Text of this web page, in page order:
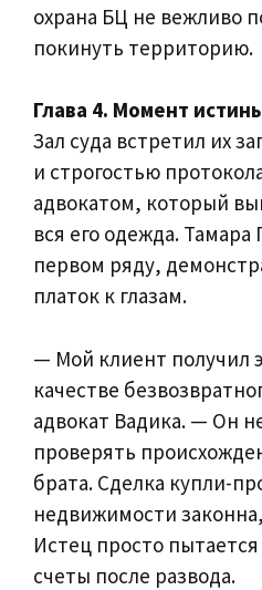
охрана БЦ не вежливо
покинуть территорию.
Глава 4. Момент
Зал суда встретил их
и строгостью
адвокатом, который
вся его одежда. Тамара
первом ряду,
платок к глазам.
— Мой клиент получил
качестве
адвокат Вадика. — Он
проверять
брата. Сделка купли-
недвижимости
Истец просто
счеты после развода.